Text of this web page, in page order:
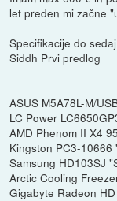
let preden mi začne
Specifikacije do
Siddh Prvi predlog
ASUS M5A78L-M/
LC Power
AMD Phenom II X4
Kingston PC3-10666
Samsung HD103SJ
Arctic Cooling
Gigabyte Radeon